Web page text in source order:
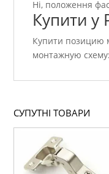
Ні, положення
Купити у
Купити позицию
монтажную
СУПУТНІ ТОВАРИ